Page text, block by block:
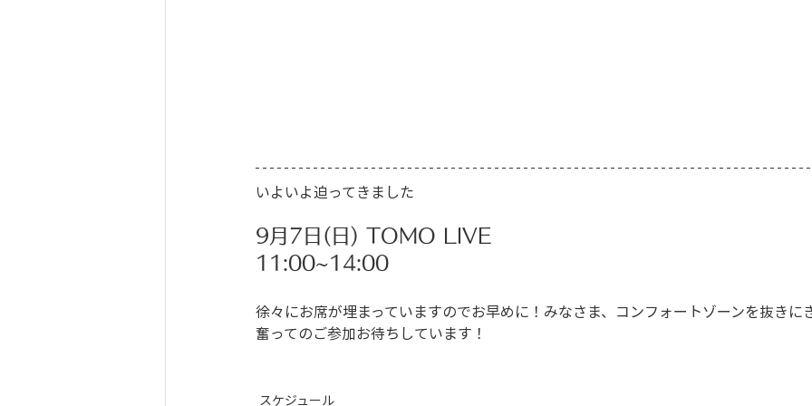
いよいよ迫ってきました
9月7日(日) TOMO LIVE
11:00~14:00
徐々にお席が埋まっていますのでお早めに！みなさま、コンフォートゾーンを抜きに
奮ってのご参加お待ちしています！
スケジュール